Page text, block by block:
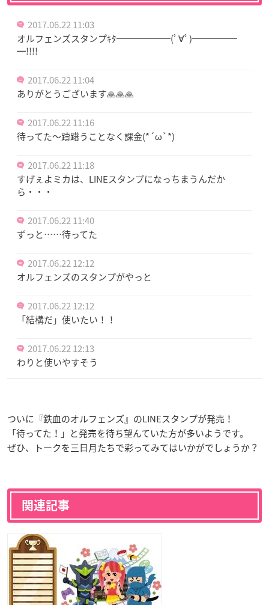
2017.06.22 11:03
オルフェンズスタンプｷﾀ━━━━━━(ﾟ∀ﾟ)━━━━━
━!!!!
2017.06.22 11:04
ありがとうございます🙏🙏🙏
2017.06.22 11:16
待ってた〜躊躇うことなく課金(*´ω`*)
2017.06.22 11:18
すげぇよミカは、LINEスタンプになっちまうんだか
ら・・・
2017.06.22 11:40
ずっと……待ってた
2017.06.22 12:12
オルフェンズのスタンプがやっと
2017.06.22 12:12
「結構だ」使いたい！！
2017.06.22 12:13
わりと使いやすそう
ついに『鉄血のオルフェンズ』のLINEスタンプが発売！
「待ってた！」と発売を待ち望んていた方が多いようです。
ぜひ、トークを三日月たちで彩ってみてはいかがでしょうか？
関連記事